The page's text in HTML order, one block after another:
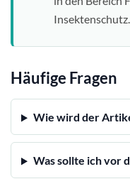
Insektenschutz.
Häufige Fragen
Wie wird der
Was sollte ich vor